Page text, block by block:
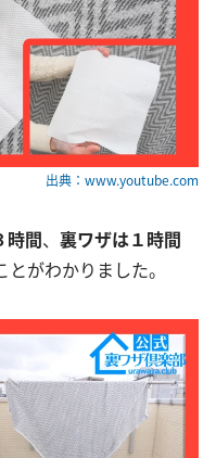
出典：www.youtube.com
時間、 裏ワザは１時間
とがわかりました。